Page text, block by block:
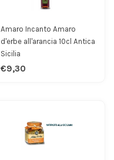
Amaro Incanto Amaro
d'erbe all'arancia 10cl Antica
Sicilia
€9,30